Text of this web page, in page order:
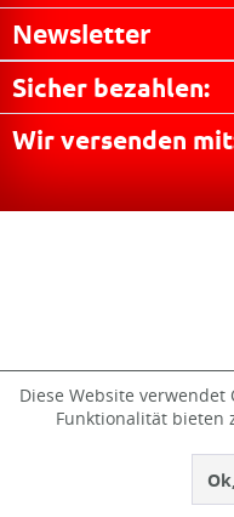
Newsletter
Sicher bezahlen:
Wir versenden
Diese Website
Funktionalität bieten